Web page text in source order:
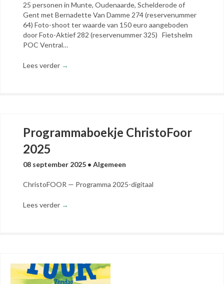
25 personen in Munte, Oudenaarde, Schelderode of
Gent met Bernadette Van Damme 274 (reservenummer
64) Foto-shoot ter waarde van 150 euro aangeboden
door Foto-Aktief 282 (reservenummer 325) Fietshelm
POC Ventral…
Lees verder →
Programmaboekje ChristoFoor
2025
08 september 2025 • Algemeen
ChristoFOOR — Programma 2025-digitaal
Lees verder →